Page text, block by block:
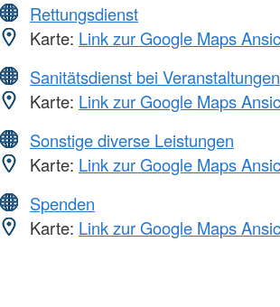
Rettungsdienst
Karte: Link zur Google Maps
Sanitätsdienst bei Veranstaltungen
Karte: Link zur Google Maps
Sonstige diverse Leistungen
Karte: Link zur Google Maps
Spenden
Karte: Link zur Google Maps